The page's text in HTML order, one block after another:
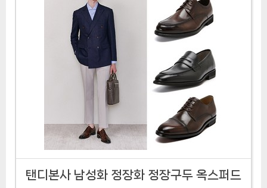
탠디본사 남성화 정장화 정장구두 옥스퍼드